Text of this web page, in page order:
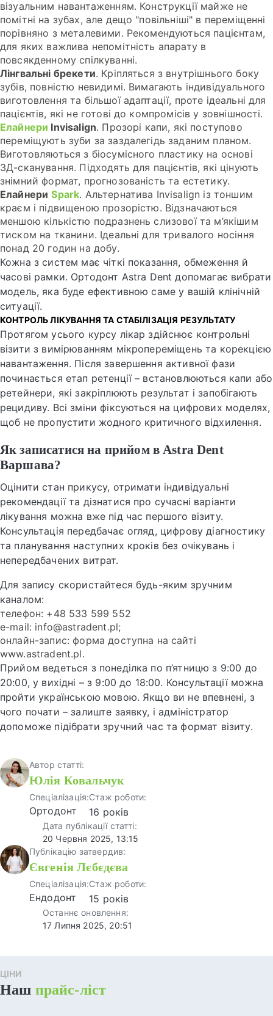
візуальним навантаженням. Конструкції майже не
помітні на зубах, але дещо "повільніші" в переміщенні
порівняно з металевими. Рекомендуються пацієнтам,
для яких важлива непомітність апарату в
повсякденному спілкуванні.
Лінгвальні брекети. Кріпляться з внутрішнього боку
зубів, повністю невидимі. Вимагають індивідуального
виготовлення та більшої адаптації, проте ідеальні для
пацієнтів, які не готові до компромісів у зовнішності.
Елайнери Invisalign. Прозорі капи, які поступово
переміщують зуби за заздалегідь заданим планом.
Виготовляються з біосумісного пластику на основі
3Д-сканування. Підходять для пацієнтів, які цінують
знімний формат, прогнозованість та естетику.
Елайнери Spark. Альтернатива Invisalign із тоншим
краєм і підвищеною прозорістю. Відзначаються
меншою кількістю подразнень слизової та м’якішим
тиском на тканини. Ідеальні для тривалого носіння
понад 20 годин на добу.
Кожна з систем має чіткі показання, обмеження й
часові рамки. Ортодонт Astra Dent допомагає вибрати
модель, яка буде ефективною саме у вашій клінічній
ситуації.
КОНТРОЛЬ ЛІКУВАННЯ ТА СТАБІЛІЗАЦІЯ РЕЗУЛЬТАТУ
Протягом усього курсу лікар здійснює контрольні
візити з вимірюванням мікропереміщень та корекцією
навантаження. Після завершення активної фази
починається етап ретенції – встановлюються капи або
ретейнери, які закріплюють результат і запобігають
рецидиву. Всі зміни фіксуються на цифрових моделях,
щоб не пропустити жодного критичного відхилення.
Як записатися на прийом в Astra Dent
Варшава?
Оцінити стан прикусу, отримати індивідуальні
рекомендації та дізнатися про сучасні варіанти
лікування можна вже під час першого візиту.
Консультація передбачає огляд, цифрову діагностику
та планування наступних кроків без очікувань і
непередбачених витрат.
Для запису скористайтеся будь-яким зручним
каналом:
телефон: +48 533 599 552
e-mail: info@astradent.pl;
онлайн-запис: форма доступна на сайті
www.astradent.pl.
Прийом ведеться з понеділка по п’ятницю з 9:00 до
20:00, у вихідні – з 9:00 до 18:00. Консультації можна
пройти українською мовою. Якщо ви не впевнені, з
чого почати – залиште заявку, і адміністратор
допоможе підібрати зручний час та формат візиту.
Автор статті:
Юлія Ковальчук
Спеціалізація:
Ортодонт
Стаж роботи:
16 років
Дата публікації статті:
20 Червня 2025, 13:15
Публікацію затвердив:
Євгенія Лєбєдєва
Спеціалізація:
Ендодонт
Стаж роботи:
15 років
Останнє оновлення:
17 Липня 2025, 20:51
ЦІНИ
Наш прайс-ліст